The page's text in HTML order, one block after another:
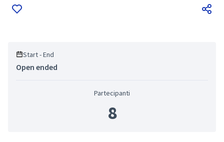
Start - End
Open ended
Partecipanti
8